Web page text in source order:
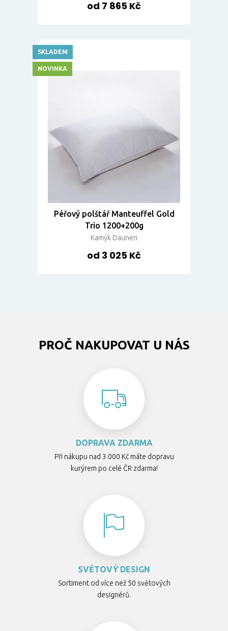
od 7 865 Kč
Péřový polštář Manteuffel Gold
Trio 1200+200g
Kamýk Daunen
od 3 025 Kč
SKLADEM
NOVINKA
PROČ NAKUPOVAT U NÁS
DOPRAVA ZDARMA
Při nákupu nad 3 000 Kč máte dopravu
kurýrem po celé ČR zdarma!
SVĚTOVÝ DESIGN
Sortiment od více než 50 světových
designérů.